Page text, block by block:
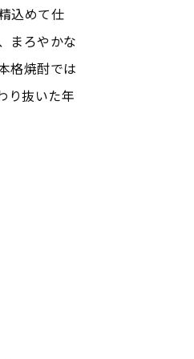
込めて仕
まろやかな
格焼酎では
り抜いた年